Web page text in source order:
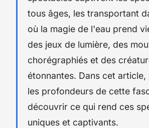
tous âges, les transportant
où la magie de l'eau prend
des jeux de lumière, des
chorégraphiés et des
étonnantes. Dans cet
les profondeurs de cette
découvrir ce qui rend ces
uniques et captivants.